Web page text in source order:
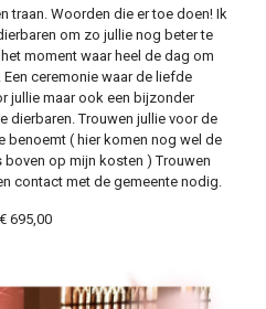
traan. Woorden die er toe doen! Ik
om zo jullie nog beter te
moment waar heel de dag om
ceremonie waar de liefde
jullie maar ook een bijzonder
dierbaren. Trouwen jullie voor de
benoemt ( hier komen nog wel de
boven op mijn kosten ) Trouwen
contact met de gemeente nodig.
€ 695,00